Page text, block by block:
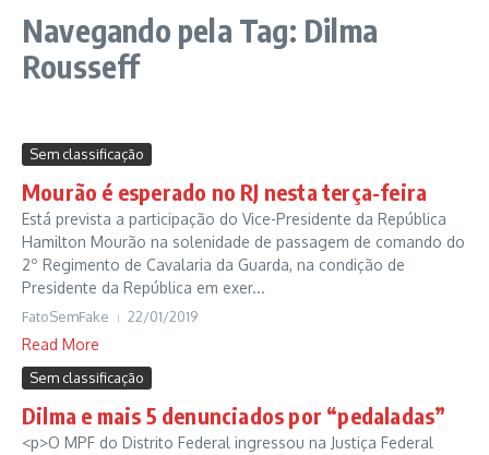
Navegando pela Tag: Dilma
Rousseff
Sem classificação
Mourão é esperado no RJ nesta terça-feira
Está prevista a participação do Vice-Presidente da República
Hamilton Mourão na solenidade de passagem de comando do
2º Regimento de Cavalaria da Guarda, na condição de
Presidente da República em exer...
FatoSemFake 22/01/2019
Read More
Sem classificação
Dilma e mais 5 denunciados por “pedaladas”
<p>O MPF do Distrito Federal ingressou na Justiça Federal